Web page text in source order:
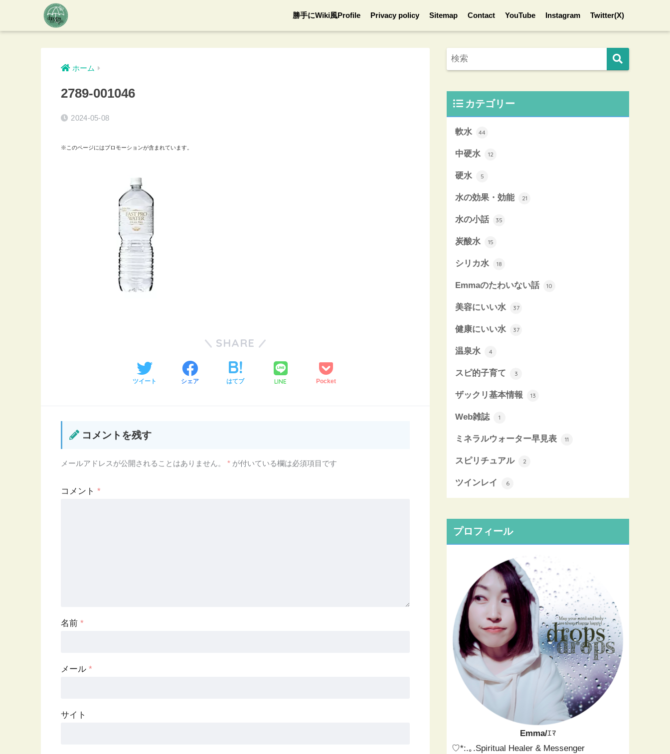
勝手にWiki風Profile Privacy policy Sitemap Contact YouTube Instagram Twitter(X)
ホーム
2789-001046
2024-05-08
※このページにはプロモーションが含まれています。
SHARE
ツイート シェア はてブ LINE Pocket
コメントを残す
メールアドレスが公開されることはありません。 * が付いている欄は必須項目です
コメント *
名前 *
メール *
サイト
カテゴリー
軟水 44
中硬水 12
硬水 5
水の効果・効能 21
水の小話 35
炭酸水 15
シリカ水 18
Emmaのたわいない話 10
美容にいい水 37
健康にいい水 37
温泉水 4
スピ的子育て 3
ザックリ基本情報 13
Web雑誌 1
ミネラルウォーター早見表 11
スピリチュアル 2
ツインレイ 6
プロフィール
Emma/ｴﾏ
♡*:.｡.Spiritual Healer & Messenger⁡ ⁡